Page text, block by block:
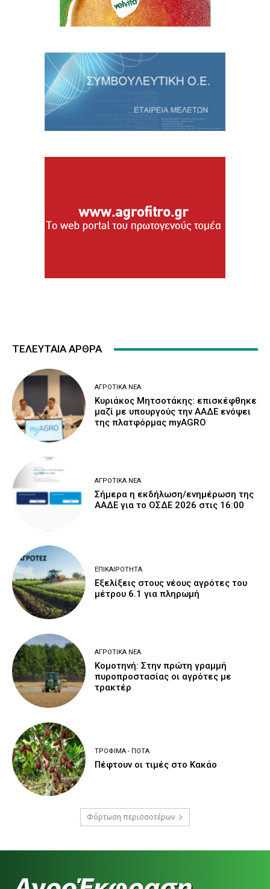
ΤΕΛΕΥΤΑΙΑ ΑΡΘΡΑ
ΑΓΡΟΤΙΚΆ ΝΈΑ
Κυριάκος Μητσοτάκης: επισκέφθηκε
μαζί με υπουργούς την ΑΑΔΕ ενόψει
της πλατφόρμας myAGRO
ΑΓΡΟΤΙΚΆ ΝΈΑ
Σήμερα η εκδήλωση/ενημέρωση της
ΑΑΔΕ για το ΟΣΔΕ 2026 στις 16:00
ΕΠΙΚΑΙΡΌΤΗΤΑ
Εξελίξεις στους νέους αγρότες του
μέτρου 6.1 για πληρωμή
ΑΓΡΟΤΙΚΆ ΝΈΑ
Κομοτηνή: Στην πρώτη γραμμή
πυροπροστασίας οι αγρότες με
τρακτέρ
ΤΡΌΦΙΜΑ - ΠΟΤΆ
Πέφτουν οι τιμές στο Κακάο
Φόρτωση περισσοτέρων